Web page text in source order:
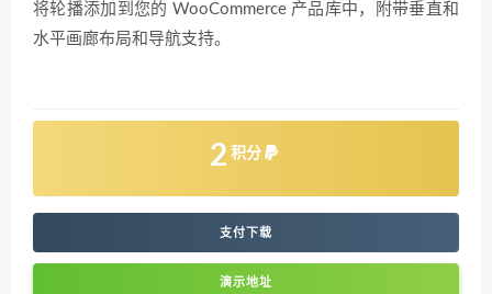
将轮播添加到您的 WooCommerce 产品库中，附带垂直和
水平画廊布局和导航支持。
2 积分
支付下载
演示地址